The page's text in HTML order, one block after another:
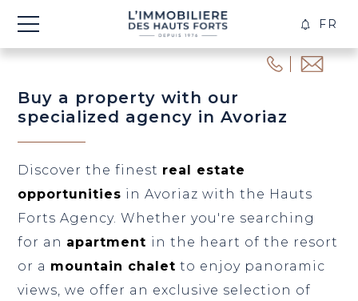
FR
Buy a property with our
specialized agency in Avoriaz
Discover the finest real estate
opportunities in Avoriaz with the Hauts
Forts Agency. Whether you're searching
for an apartment in the heart of the resort
or a mountain chalet to enjoy panoramic
views, we offer an exclusive selection of